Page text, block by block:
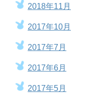
2018年11月
2017年10月
2017年7月
2017年6月
2017年5月